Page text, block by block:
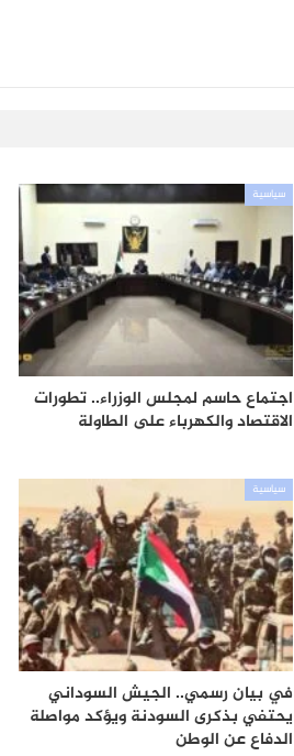
سياسية
اجتماع حاسم لمجلس الوزراء.. تطورات
الاقتصاد والكهرباء على الطاولة
سياسية
في بيان رسمي.. الجيش السوداني
يحتفي بذكرى السودنة ويؤكد مواصلة
الدفاع عن الوطن